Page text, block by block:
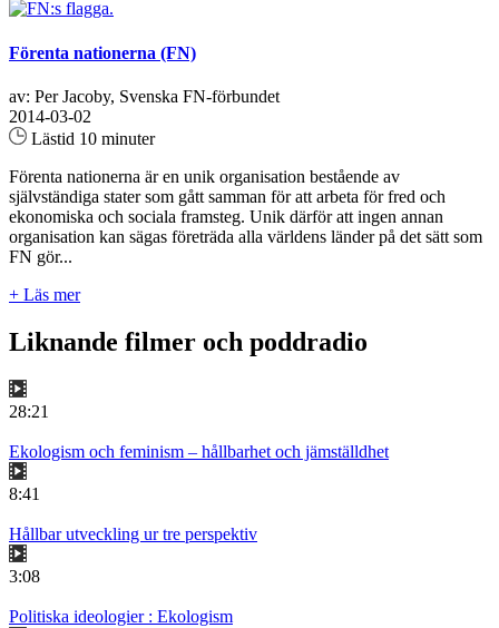
Förenta nationerna (FN)
av: Per Jacoby, Svenska FN-förbundet
2014-03-02
Lästid 10 minuter
Förenta nationerna är en unik organisation bestående av
självständiga stater som gått samman för att arbeta för fred och
ekonomiska och sociala framsteg. Unik därför att ingen annan
organisation kan sägas företräda alla världens länder på det sätt som
FN gör...
+ Läs mer
Liknande filmer och poddradio
28:21
Ekologism och feminism – hållbarhet och jämställdhet
8:41
Hållbar utveckling ur tre perspektiv
3:08
Politiska ideologier : Ekologism